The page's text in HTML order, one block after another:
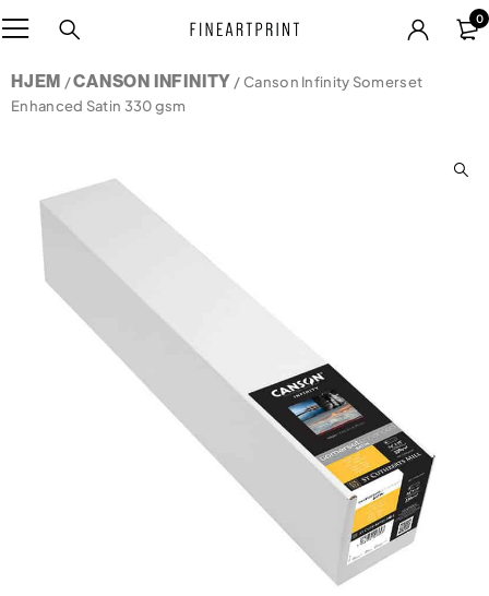
0
HJEM /CANSON INFINITY / Canson Infinity Somerset
Enhanced Satin 330 gsm